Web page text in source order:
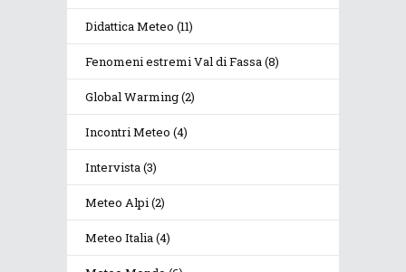
Didattica Meteo (11)
Fenomeni estremi Val di Fassa(8)
Global Warming(2)
Incontri Meteo (4)
Intervista(3)
Meteo Alpi(2)
Meteo Italia(4)